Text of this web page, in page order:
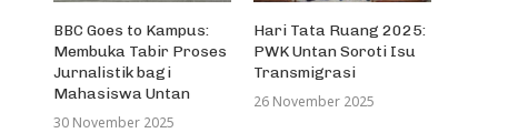
BBC Goes to Kampus:
Membuka Tabir Proses
Jurnalistik bagi
Mahasiswa Untan
30 November 2025
Hari Tata Ruang 2025:
PWK Untan Soroti Isu
Transmigrasi
26 November 2025